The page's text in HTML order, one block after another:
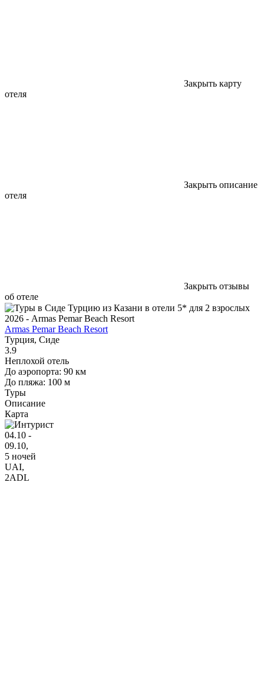
Закрыть карту
отеля
Закрыть описание
отеля
Закрыть отзывы
об отеле
Armas Pemar Beach Resort
Турция, Сиде
3.9
Неплохой отель
До аэропорта: 90 км
До пляжа: 100 м
Туры
Описание
Карта
04.10 -
09.10,
5 ночей
UAI,
2ADL